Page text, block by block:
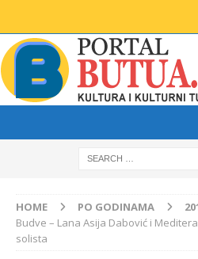
HOME PO GODINAMA
Budve – Lana Asija Dabović i
solista